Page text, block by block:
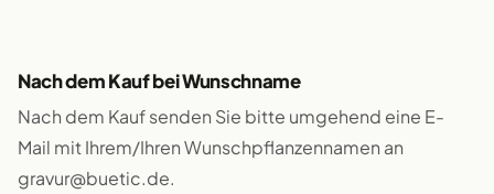
Nach dem Kauf bei Wunschname
Nach dem Kauf senden Sie bitte umgehend eine E-
Mail mit Ihrem/Ihren Wunschpflanzennamen an
gravur@buetic.de.